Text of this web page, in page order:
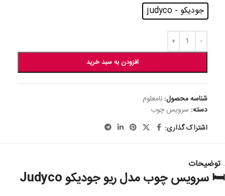
جودیکو - judyco
افزودن به سبد خرید
شناسه محصول: نامعلوم
دسته: سرویس چوب
اشتراک گذاری:
توضیحات
🛏️ سرویس چوب مدل ریو جودیکو Judyco